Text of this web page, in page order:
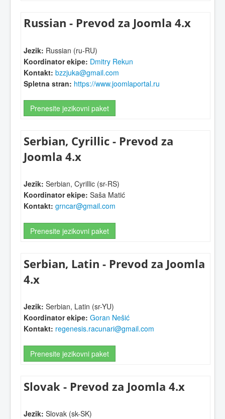
Russian - Prevod za Joomla 4.x
Jezik: Russian (ru-RU)
Koordinator ekipe: Dmitry Rekun
Kontakt: bzzjuka@gmail.com
Spletna stran: https://www.joomlaportal.ru
Prenesite jezikovni paket
Serbian, Cyrillic - Prevod za
Joomla 4.x
Jezik: Serbian, Cyrillic (sr-RS)
Koordinator ekipe: Saša Matić
Kontakt: grncar@gmail.com
Prenesite jezikovni paket
Serbian, Latin - Prevod za Joomla
4.x
Jezik: Serbian, Latin (sr-YU)
Koordinator ekipe: Goran Nešić
Kontakt: regenesis.racunari@gmail.com
Prenesite jezikovni paket
Slovak - Prevod za Joomla 4.x
Jezik: Slovak (sk-SK)